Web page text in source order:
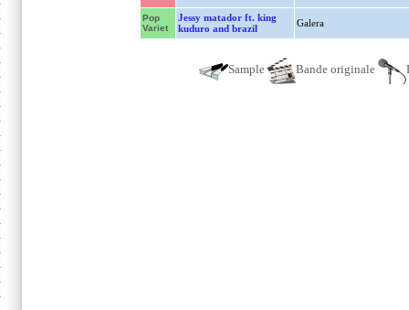
Pop
Variet
Jessy matador ft. king
kuduro and brazil
Galera
Sample Bande originale